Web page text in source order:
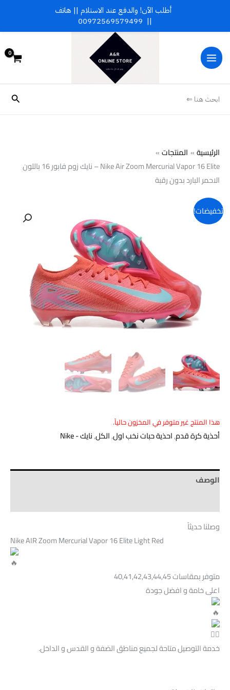
المحتوى
ابحث هنا ⇐
الرئيسية
المنتجات
Nike Air Zoom Mercurial Vapor 16 Elite – نايك زوم فابور 16 باللون
الاحمر البارد بدون رقبة
تخفيضات!
هذا المنتج غير متوفر في المخزون حالياً.
أحذية كرة قدم,احذية حبات نخب اول,الكل,نايك - Nike
الوصف
وصلنا حديثاً
Nike AIR Zoom Mercurial Vapor 16 Elite Light Red
متوفر بمقاسات 40,41,42,43,44,45
اعلى خامة و افضل جودة
خدمة التوصيل متاحة لجميع مناطق الضفة و القدس و الداخل.
أطلب الآن! والدفع عند الاستلام || هاتف
||
00972569579499